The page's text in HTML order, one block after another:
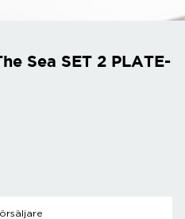
Sea SET 2 PLATE-